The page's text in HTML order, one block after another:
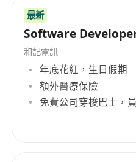
起步，经过2008年被
欧元收购并重新命名，
多年的行业经验和强大
务领域持续发力，展示
Morgan McKinley,
Quay in Cork, Ireland,
of history since its
renowned as a global
最新
Software
和記電訊
年底花紅，生日假期
額外醫療保險
免費公司穿梭巴士，